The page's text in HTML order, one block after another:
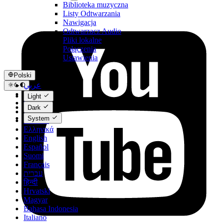
Biblioteka muzyczna
Listy Odtwarzania
Nawigacja
Odtwarzacz Audio
Pliki lokalne
Połączenia
Ustawienia
Polski
عربي
Català
Čeština
Dansk
Deutsch
Ελληνικά
English
Español
Suomi
Français
עברית
हिन्दी
Hrvatski
Magyar
Bahasa Indonesia
Italiano
Light
Dark
System